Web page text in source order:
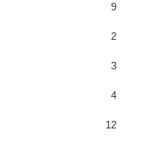
9
2
3
4
12